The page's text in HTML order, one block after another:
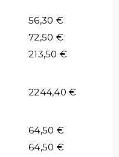
56,30 €
72,50 €
213,50 €
2244,40 €
64,50 €
64,50 €